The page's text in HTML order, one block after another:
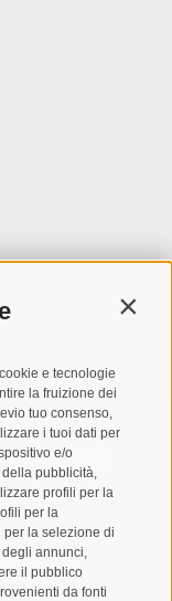
e tecnologie
la fruizione dei
tuo consenso,
i tuoi dati per
e/o
pubblicità,
profili per la
per la
la selezione di
annunci,
il pubblico
da fonti